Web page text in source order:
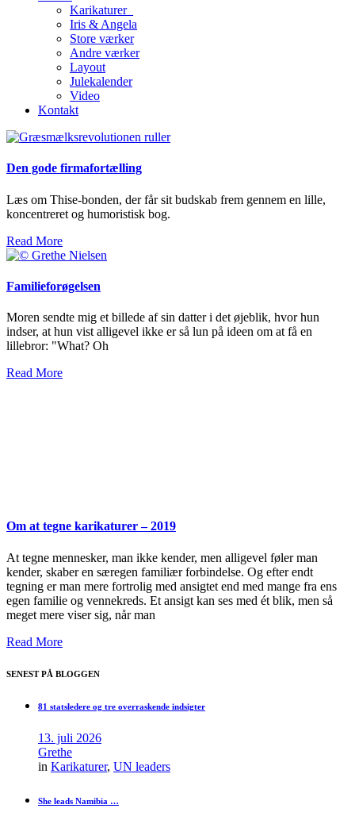
Karikaturer_
Iris & Angela
Store værker
Andre værker
Layout
Julekalender
Video
Kontakt
Den gode firmafortælling
Læs om Thise-bonden, der får sit budskab frem gennem en lille,
koncentreret og humoristisk bog.
Read More
Familieforøgelsen
Moren sendte mig et billede af sin datter i det øjeblik, hvor hun
indser, at hun vist alligevel ikke er så lun på ideen om at få en
lillebror: "What? Oh
Read More
Om at tegne karikaturer – 2019
At tegne mennesker, man ikke kender, men alligevel føler man
kender, skaber en særegen familiær forbindelse. Og efter endt
tegning er man mere fortrolig med ansigtet end med mange fra ens
egen familie og vennekreds. Et ansigt kan ses med ét blik, men så
meget mere viser sig, når man
Read More
SENEST PÅ BLOGGEN
81 statsledere og tre overraskende indsigter
13. juli 2026
Grethe
in Karikaturer, UN leaders
She leads Namibia …